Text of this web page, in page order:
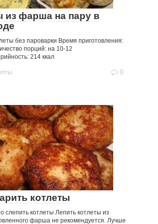
из фарша на пару в
без пароварки Время приготовления:
порций: на 10-12
214 ккал
0
котлеты
слепить котлеты Лепить котлеты из
фарша не рекомендуется. Лучше